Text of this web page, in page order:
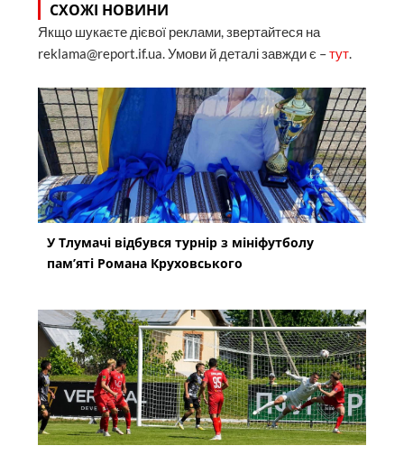
СХОЖІ НОВИНИ
Якщо шукаєте дієвої реклами, звертайтеся на
reklama@report.if.ua. Умови й деталі завжди є –тут.
У Тлумачі відбувся турнір з мініфутболу
пам’яті Романа Круховського